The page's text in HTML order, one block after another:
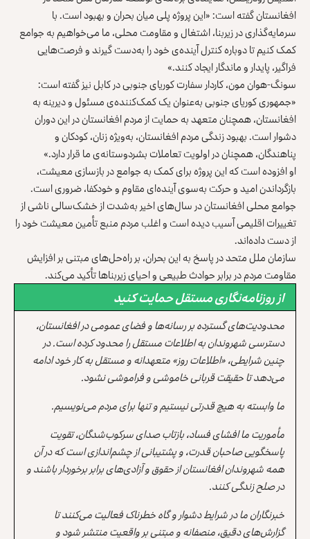
افغانستان گفته است: «این پروژه پلی میان بحران و بهبود است. با
سرمایه‌گذاری در زیربنا، اشتغال و مقاومت محلی، ما می‌خواهیم به جوامع
کمک کنیم تا دوباره کنترل آینده‌ی خود را به‌دست گیرند و فرصت‌هایی
فراگیر، پایدار و ماندگار ایجاد کنند.»
سونگ-هوان مون، کاردار سفارت کوریای جنوبی در کابل نیز گفته است:
«جمهوری کوریای جنوبی به‌عنوان یک کمک‌کننده‌ی مسئول و دیرینه به
افغانستان، همچنان متعهد به حمایت از مردم افغانستان در این دوران
دشوار است. بهبود زندگی مردم افغانستان، به‌ویژه زنان، کودکان و
پناهندگان، همچنان در اولویت تعاملات بشردوستانه‌ی ما قرار دارد.»
او افزوده است که این پروژه برای کمک به جوامع در بازسازی معیشت،
بازگرداندن امید و حرکت به‌سوی آینده‌ای مقاوم و خودکفا، ضروری است.
جوامع محلی افغانستان در سال‌های اخیر به‌شدت از خشک‌سالی ناشی از
تغییرات اقلیمی آسیب دیده است و اغلب مردم منبع تأمین معیشت خود را
از دست داده‌اند.
سازمان ملل متحد در پاسخ به این بحران، بر راه‌حل‌های مبتنی بر افزایش
مقاومت مردم در برابر حوادث طبیعی و احیای زیربناها تأکید می‌کند.
از روزنامه‌نگاری مستقل حمایت کنید
محدودیت‌های گسترده بر رسانه‌ها و فضای عمومی در افغانستان،
دسترسی شهروندان به اطلاعات مستقل را محدود کرده است. در
چنین شرایطی، «اطلاعات روز» متعهدانه و مستقل به کار خود ادامه
می‌دهد تا حقیقت قربانی خاموشی و فراموشی نشود.
ما وابسته به هیچ قدرتی نیستیم و تنها برای مردم می‌نویسیم.
مأموریت ما افشای فساد، بازتاب صدای سرکوب‌شدگان، تقویت
پاسخگویی صاحبان قدرت، و پشتیبانی از چشم‌اندازی است که در آن
همه شهروندان افغانستان از حقوق و آزادی‌های برابر برخوردار باشند و
در صلح زندگی کنند.
خبرنگاران ما در شرایط دشوار و گاه خطرناک فعالیت می‌کنند تا
گزارش‌های دقیق، منصفانه و مبتنی بر واقعیت منتشر شود و